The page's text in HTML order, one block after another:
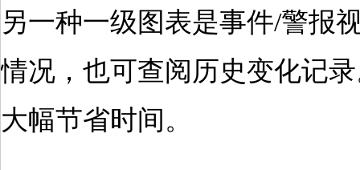
另一种一级图表是事件/警报
情况，也可查阅历史变化记
大幅节省时间。